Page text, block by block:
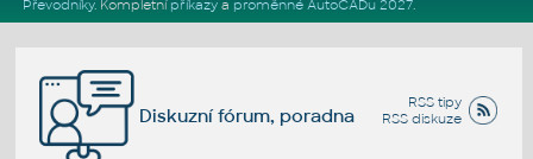
Převodníky. Kompletní příkazya proměnné AutoCADu 2027.
RSS tipy
RSS diskuze
Diskuzní fórum, poradna